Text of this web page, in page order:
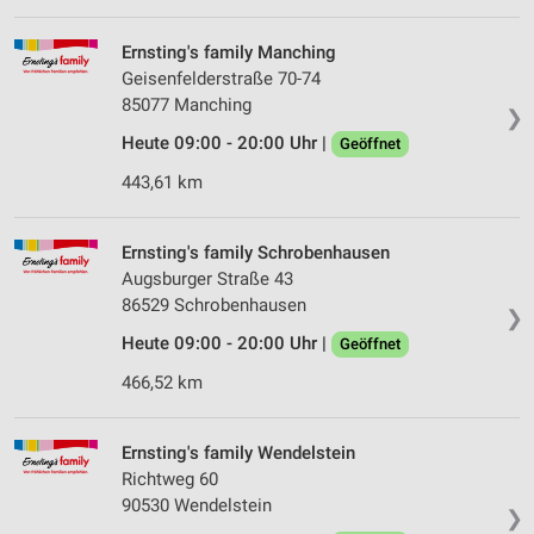
❯
Ernsting's family Manching
Geisenfelderstraße 70-74
85077 Manching
Heute 09:00 - 20:00 Uhr |
Geöffnet
443,61 km
❯
Ernsting's family Schrobenhausen
Augsburger Straße 43
86529 Schrobenhausen
Heute 09:00 - 20:00 Uhr |
Geöffnet
466,52 km
❯
Ernsting's family Wendelstein
Richtweg 60
90530 Wendelstein
personalisierter Inhalte
Messung der Werbeleistung
Messung der Performance von Inhalten
Analyse von Zielgruppen durch Statistiken oder
Entwicklung und Verbesserung der Angebote
Verwendung reduzierter Daten zur Auswahl von
IAB-Besonderheiten:
Geräte anhand von aktiv angeforderten
Informationen identifizieren